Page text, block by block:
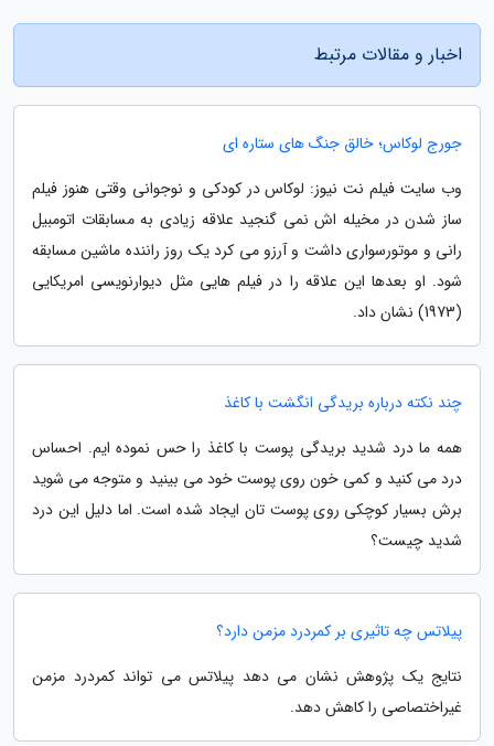
اخبار و مقالات مرتبط
جورج لوکاس؛ خالق جنگ های ستاره ای
وب سایت فیلم نت نیوز: لوکاس در کودکی و نوجوانی وقتی هنوز فیلم
ساز شدن در مخیله اش نمی گنجید علاقه زیادی به مسابقات اتومبیل
رانی و موتورسواری داشت و آرزو می کرد یک روز راننده ماشین مسابقه
شود. او بعدها این علاقه را در فیلم هایی مثل دیوارنویسی امریکایی
(1973) نشان داد.
چند نکته درباره بریدگی انگشت با کاغذ
همه ما درد شدید بریدگی پوست با کاغذ را حس نموده ایم. احساس
درد می کنید و کمی خون روی پوست خود می بینید و متوجه می شوید
برش بسیار کوچکی روی پوست تان ایجاد شده است. اما دلیل این درد
شدید چیست؟
پیلاتس چه تاثیری بر کمردرد مزمن دارد؟
نتایج یک پژوهش نشان می دهد پیلاتس می تواند کمردرد مزمن
غیراختصاصی را کاهش دهد.